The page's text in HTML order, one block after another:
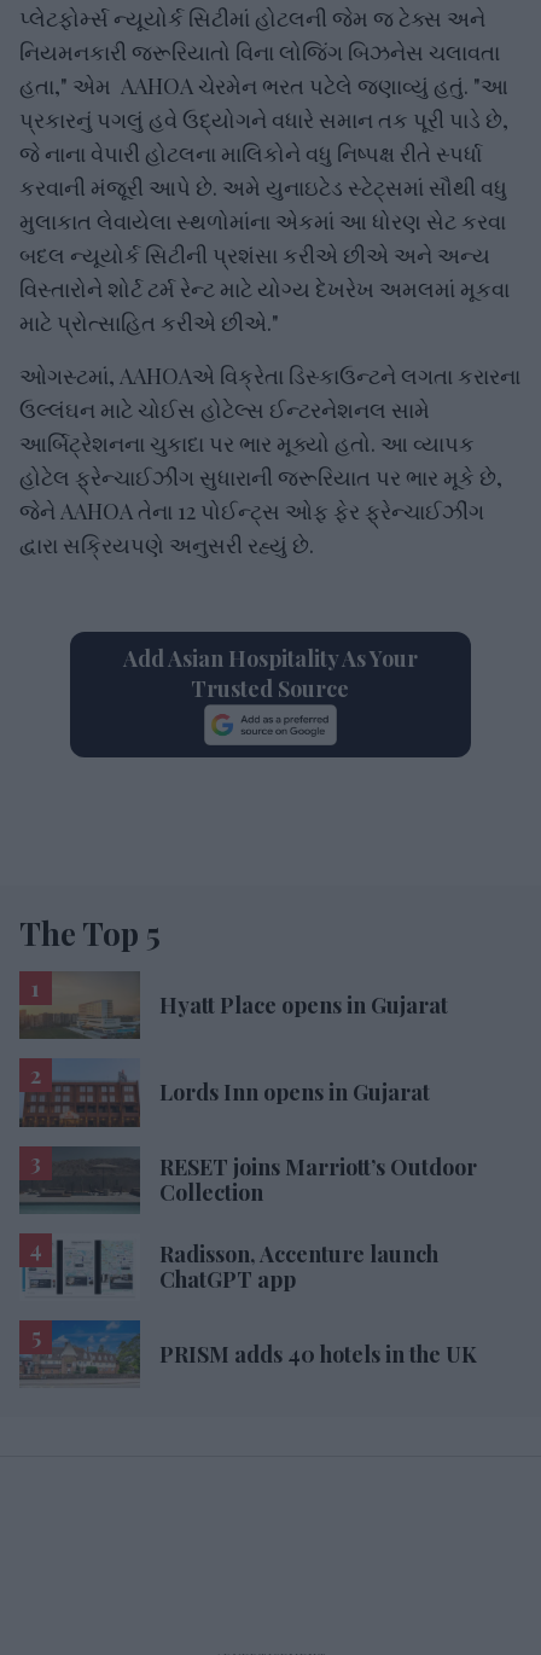
પ્લેટફોર્મ્સ ન્યૂયોર્ક સિટીમાં હોટલની જેમ જ ટેક્સ અને
નિયમનકારી જરૂરિયાતો વિના લોજિંગ બિઝનેસ ચલાવતા
હતા," એમ AAHOA ચેરમેન ભરત પટેલે જણાવ્યું હતું. "આ
પ્રકારનું પગલું હવે ઉદ્યોગને વધારે સમાન તક પૂરી પાડે છે,
જે નાના વેપારી હોટલના માલિકોને વધુ નિષ્પક્ષ રીતે સ્પર્ધા
કરવાની મંજૂરી આપે છે. અમે યુનાઇટેડ સ્ટેટ્સમાં સૌથી વધુ
મુલાકાત લેવાયેલા સ્થળોમાંના એકમાં આ ધોરણ સેટ કરવા
બદલ ન્યૂયોર્ક સિટીની પ્રશંસા કરીએ છીએ અને અન્ય
વિસ્તારોને શોર્ટ ટર્મ રેન્ટ માટે યોગ્ય દેખરેખ અમલમાં મૂકવા
માટે પ્રોત્સાહિત કરીએ છીએ."
ઓગસ્ટમાં, AAHOAએ વિક્રેતા ડિસ્કાઉન્ટને લગતા કરારના
ઉલ્લંઘન માટે ચોઈસ હોટેલ્સ ઈન્ટરનેશનલ સામે
આર્બિટ્રેશનના ચુકાદા પર ભાર મૂક્યો હતો. આ વ્યાપક
હોટેલ ફ્રેન્ચાઈઝીંગ સુધારાની જરૂરિયાત પર ભાર મૂકે છે,
જેને AAHOA તેના 12 પોઈન્ટ્સ ઓફ ફેર ફ્રેન્ચાઈઝીંગ
દ્વારા સક્રિયપણે અનુસરી રહ્યું છે.
Add Asian Hospitality As Your
Trusted Source
The Top 5
Hyatt Place opens in Gujarat
Lords Inn opens in Gujarat
RESET joins Marriott’s Outdoor
Collection
Radisson, Accenture launch
ChatGPT app
PRISM adds 40 hotels in the UK